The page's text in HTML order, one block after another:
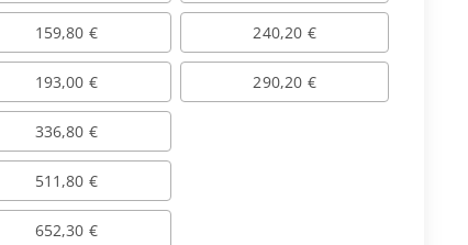
159,80 € 240,20 €
193,00 € 290,20 €
336,80 €
511,80 €
652,30 €